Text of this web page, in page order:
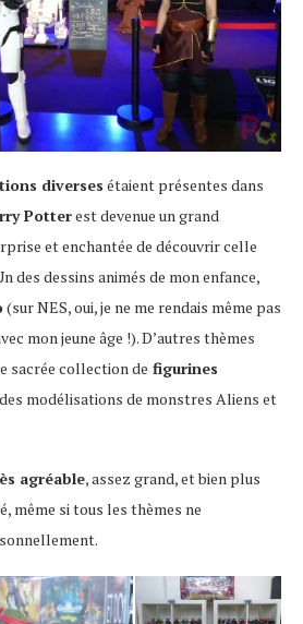
diverses étaient présentes dans
Potterest devenue un grand
et enchantée de découvrir celle
des dessins animés de mon enfance,
(sur NES, oui, je ne me rendais même pas
mon jeune âge !). D’autres thèmes
sacrée collection de figurines
modélisations de monstres Aliens et
agréable, assez grand, et bien plus
même si tous les thèmes ne